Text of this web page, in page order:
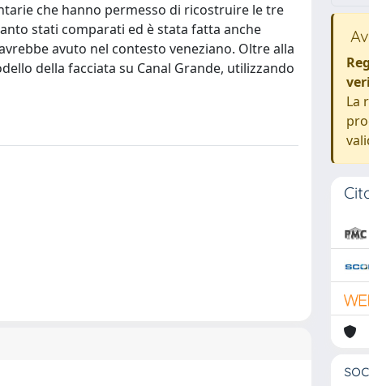
che hanno permesso di ricostruire le tre
stati comparati ed è stata fatta anche
avuto nel contesto veneziano. Oltre alla
della facciata su Canal Grande, utilizzando
La